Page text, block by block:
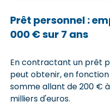
Prêt personnel :
000 € sur 7 ans
En contractant un prêt
peut obtenir, en fonction
somme allant de 200 €
milliers d'euros.